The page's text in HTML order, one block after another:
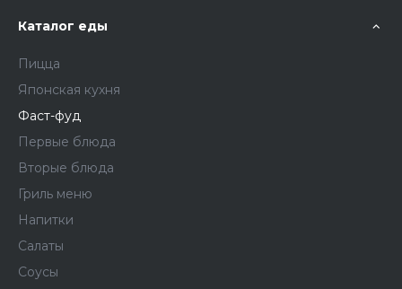
Каталог еды
Пицца
Японская кухня
Фаст-фуд
Первые блюда
Вторые блюда
Гриль меню
Напитки
Салаты
Соусы